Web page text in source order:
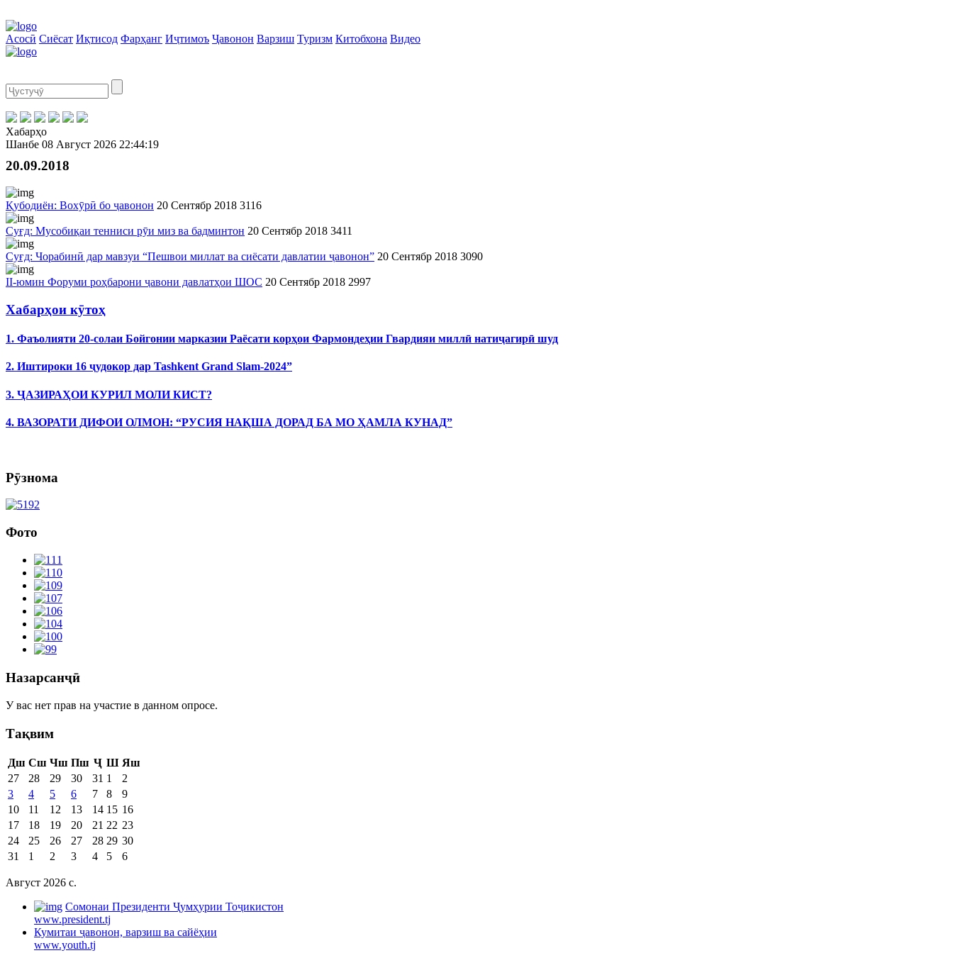
Асосӣ Сиёсат Иқтисод Фарҳанг Иҷтимоъ Ҷавонон Варзиш Туризм Китобхона Видео
Хабарҳо
Шанбе 08 Август 2026 22:44:19
20.09.2018
Қубодиён: Вохӯрӣ бо ҷавонон 20 Сентябр 2018 3116
Суғд: Мусобиқаи тенниси рӯи миз ва бадминтон 20 Сентябр 2018 3411
Суғд: Чорабинӣ дар мавзуи “Пешвои миллат ва сиëсати давлатии ҷавонон” 20 Сентябр 2018 3090
II-юмин Форуми роҳбарони ҷавони давлатҳои ШОС 20 Сентябр 2018 2997
Хабарҳои кӯтоҳ
1. Фаъолияти 20-солаи Бойгонии марказии Раёсати корҳои Фармондеҳии Гвардияи миллӣ натиҷагирӣ шуд
2. Иштироки 16 ҷудокор дар Tashkent Grand Slam-2024”
3. ҶАЗИРАҲОИ КУРИЛ МОЛИ КИСТ?
4. ВАЗОРАТИ ДИФОИ ОЛМОН: “РУСИЯ НАҚША ДОРАД БА МО ҲАМЛА КУНАД”
Рӯзнома
Фото
Назарсанҷӣ
У вас нет прав на участие в данном опросе.
Тақвим
Дш Сш Чш Пш Ҷ Ш Яш
27
28 29 30 31 1
2
3
4 5 6 7 8
9
10
11 12 13 14 15 16
17
18 19 20 21 22 23
24
25 26 27 28 29 30
31
1 2 3 4 5 6
Август 2026 c.
Cомонаи Президенти Ҷумҳурии Тоҷикистон
www.president.tj
Кумитаи ҷавонон, варзиш ва сайёҳии
www.youth.tj